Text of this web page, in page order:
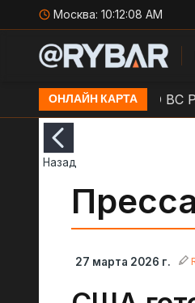
Москва: 10:12:09 AM
ОНЛАЙН КАРТА
Работа ПВО ВС РФ в
Назад
27 марта 2026 г.